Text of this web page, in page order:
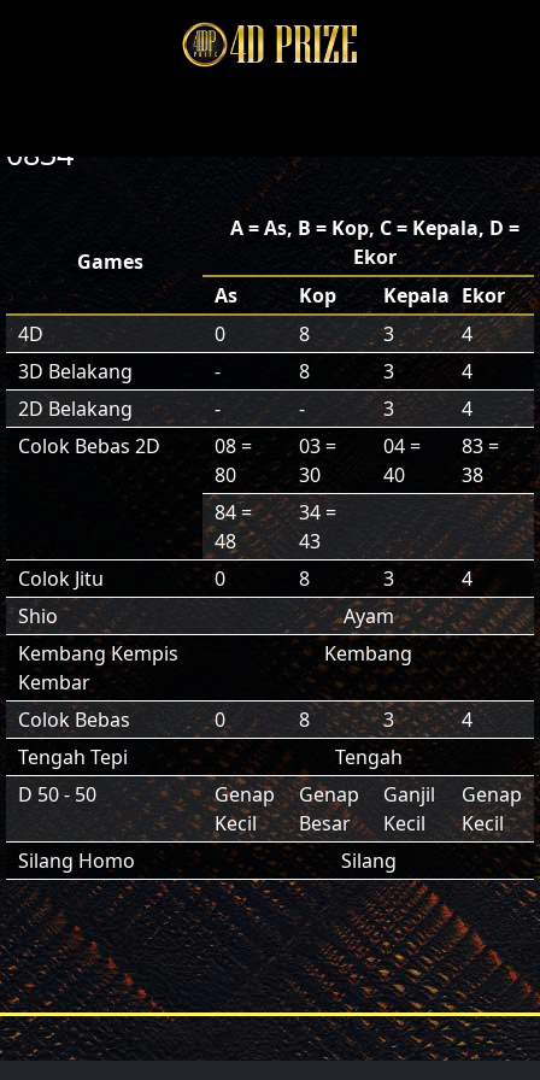
0834
Games
A = As, B = Kop, C = Kepala, D =
Ekor
As
Kop Kepala Ekor
4D
0 8 3
4
3D Belakang
- 8 3
4
2D Belakang
- - 3
4
Colok Bebas 2D
08 =
80
03 =
30
04 =
40
83 =
38
84 =
48
34 =
43
Colok Jitu
0 8 3
4
Shio
Ayam
Kembang Kempis
Kembar
Kembang
Colok Bebas 0 8 3
4
Tengah Tepi
Tengah
D 50 - 50
Genap
Kecil
Genap
Besar
Ganjil
Kecil
Genap
Kecil
Silang Homo
Silang